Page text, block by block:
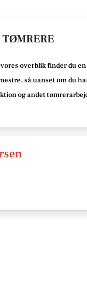
vores overblik finder du
så uanset om du
og andet